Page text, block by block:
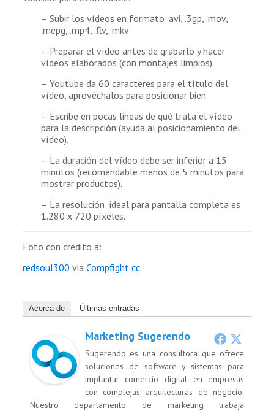
– Subir los vídeos en formato .avi, .3gp, .mov,
.mepg, .mp4, .flv, .mkv
– Preparar el vídeo antes de grabarlo y hacer
vídeos elaborados (con montajes limpios).
– Youtube da 60 caracteres para el título del
vídeo, aprovéchalos para posicionar bien.
– Escribe en pocas lineas de qué trata el vídeo
para la descripción (ayuda al posicionamiento del
vídeo).
– La duración del vídeo debe ser inferior a 15
minutos (recomendable menos de 5 minutos para
mostrar productos).
– La resolución ideal para pantalla completa es
1.280 x 720 píxeles.
Foto con crédito a:
redsoul300 via Compfight cc
Acerca de Últimas entradas
Marketing Sugerendo
Sugerendo es una consultora que ofrece
soluciones de software y sistemas para
implantar comercio digital en empresas
con complejas arquitecturas de negocio.
Nuestro departamento de marketing trabaja